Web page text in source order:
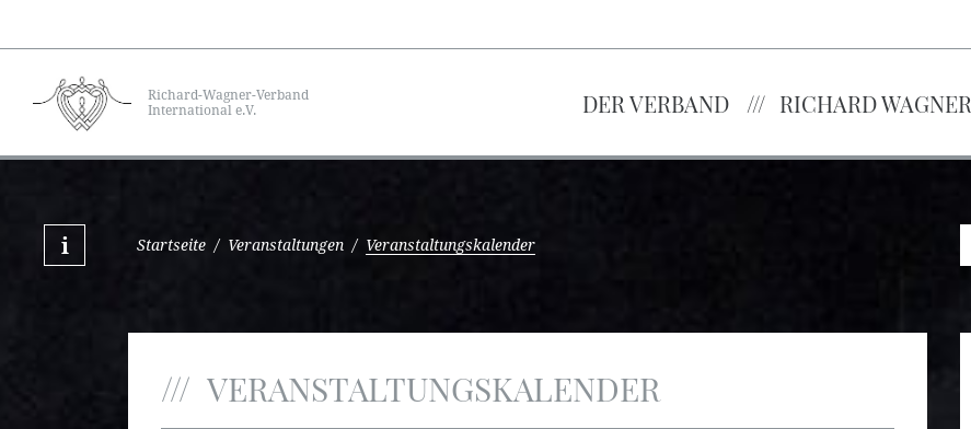
Richard-Wagner-Verband
International e.V.
DER VERBAND RICHARD WAGNER
Startseite / Veranstaltungen / Veranstaltungskalender
VERANSTALTUNGSKALENDER